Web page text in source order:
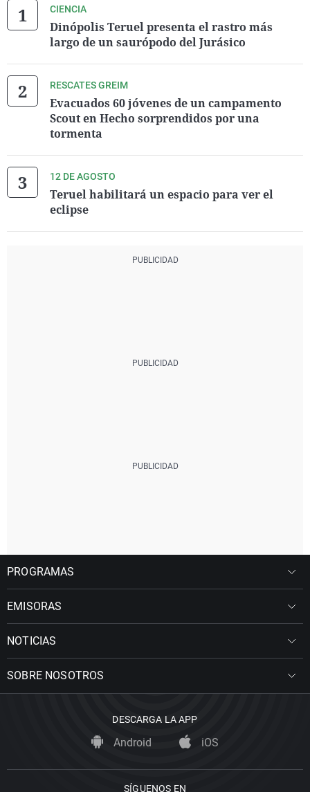
CIENCIA
Dinópolis Teruel presenta el rastro más
largo de un saurópodo del Jurásico
RESCATES GREIM
Evacuados 60 jóvenes de un campamento
Scout en Hecho sorprendidos por una
tormenta
12 DE AGOSTO
Teruel habilitará un espacio para ver el
eclipse
PROGRAMAS
EMISORAS
NOTICIAS
SOBRE NOSOTROS
DESCARGA LA APP
Android iOS
SÍGUENOS EN